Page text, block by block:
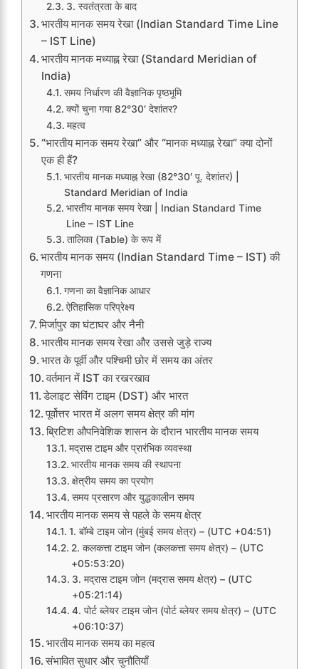
3. स्वतंत्रता के बाद
भारतीय मानक समय रेखा (Indian Standard Time Line
– IST Line)
भारतीय मानक मध्याह्न रेखा (Standard Meridian of
India)
समय निर्धारण की वैज्ञानिक पृष्ठभूमि
क्यों चुना गया 82°30′ देशांतर?
महत्व
“भारतीय मानक समय रेखा” और “मानक मध्याह्न रेखा” क्या दोनों
एक ही हैं?
भारतीय मानक मध्याह्न रेखा (82°30′ पू. देशांतर) |
Standard Meridian of India
भारतीय मानक समय रेखा | Indian Standard Time
Line – IST Line
तालिका (Table) के रूप में
भारतीय मानक समय (Indian Standard Time – IST) की
गणना
गणना का वैज्ञानिक आधार
ऐतिहासिक परिप्रेक्ष्य
मिर्जापुर का घंटाघर और नैनी
भारतीय मानक समय रेखा और उससे जुड़े राज्य
भारत के पूर्वी और पश्चिमी छोर में समय का अंतर
वर्तमान में IST का रखरखाव
डेलाइट सेविंग टाइम (DST) और भारत
पूर्वोत्तर भारत में अलग समय क्षेत्र की मांग
ब्रिटिश औपनिवेशिक शासन के दौरान भारतीय मानक समय
मद्रास टाइम और प्रारंभिक व्यवस्था
भारतीय मानक समय की स्थापना
क्षेत्रीय समय का प्रयोग
समय प्रसारण और युद्धकालीन समय
भारतीय मानक समय से पहले के समय क्षेत्र
1. बॉम्बे टाइम जोन (मुंबई समय क्षेत्र) – (UTC +04:51)
2. कलकत्ता टाइम जोन (कलकत्ता समय क्षेत्र) – (UTC
+05:53:20)
3. मद्रास टाइम जोन (मद्रास समय क्षेत्र) – (UTC
+05:21:14)
4. पोर्ट ब्लेयर टाइम जोन (पोर्ट ब्लेयर समय क्षेत्र) – (UTC
+06:10:37)
भारतीय मानक समय का महत्व
संभावित सुधार और चुनौतियाँ